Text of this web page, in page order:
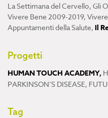
La Settimana del Cervello, Gli
Vivere Bene 2009-2019,
Appuntamenti della Salute, Il
Progetti
HUMAN TOUCH ACADEMY,
PARKINSON’S DISEASE,
Tag